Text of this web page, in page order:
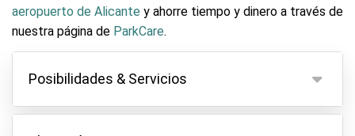
aeropuerto de Alicante y ahorre tiempo y dinero a través de
nuestra página de ParkCare.
Posibilidades & Servicios
Posibilidades